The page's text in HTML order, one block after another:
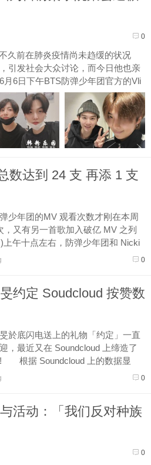
0
前在肺炎疫情尚未趋缓的状况
引发社会大众讨论，而今日他也亲
6日下午BTS防弹少年团官方的Vli
达到 24 支 再添 1 支
年团的MV 观看次数才刚在本周
，又有另一首歌加入破亿 MV 之列
上午十点左右，防弹少年团和 Nicki
作的 “IDOL” MV 观看次数跨越了... 0
约定 Soudcloud 按赞数
底闪电送上的礼物「约定」一直
，最近又在 Soundcloud 上缔造了
! 根据 Soundcloud 上的数据显
的「约定」在 5 日时已经获得超过
按...
0
活动：「我们反对种族
0